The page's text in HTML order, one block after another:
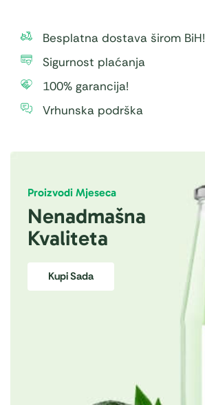
Besplatna dostava širom BiH!
Sigurnost plaćanja
100% garancija!
Vrhunska podrška
Proizvodi Mjeseca
Nenadmašna
Kvaliteta
Kupi Sada